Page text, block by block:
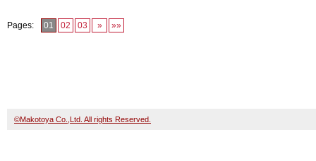
Pages: 01 02 03 » »»
©Makotoya Co.,Ltd. All rights Reserved.